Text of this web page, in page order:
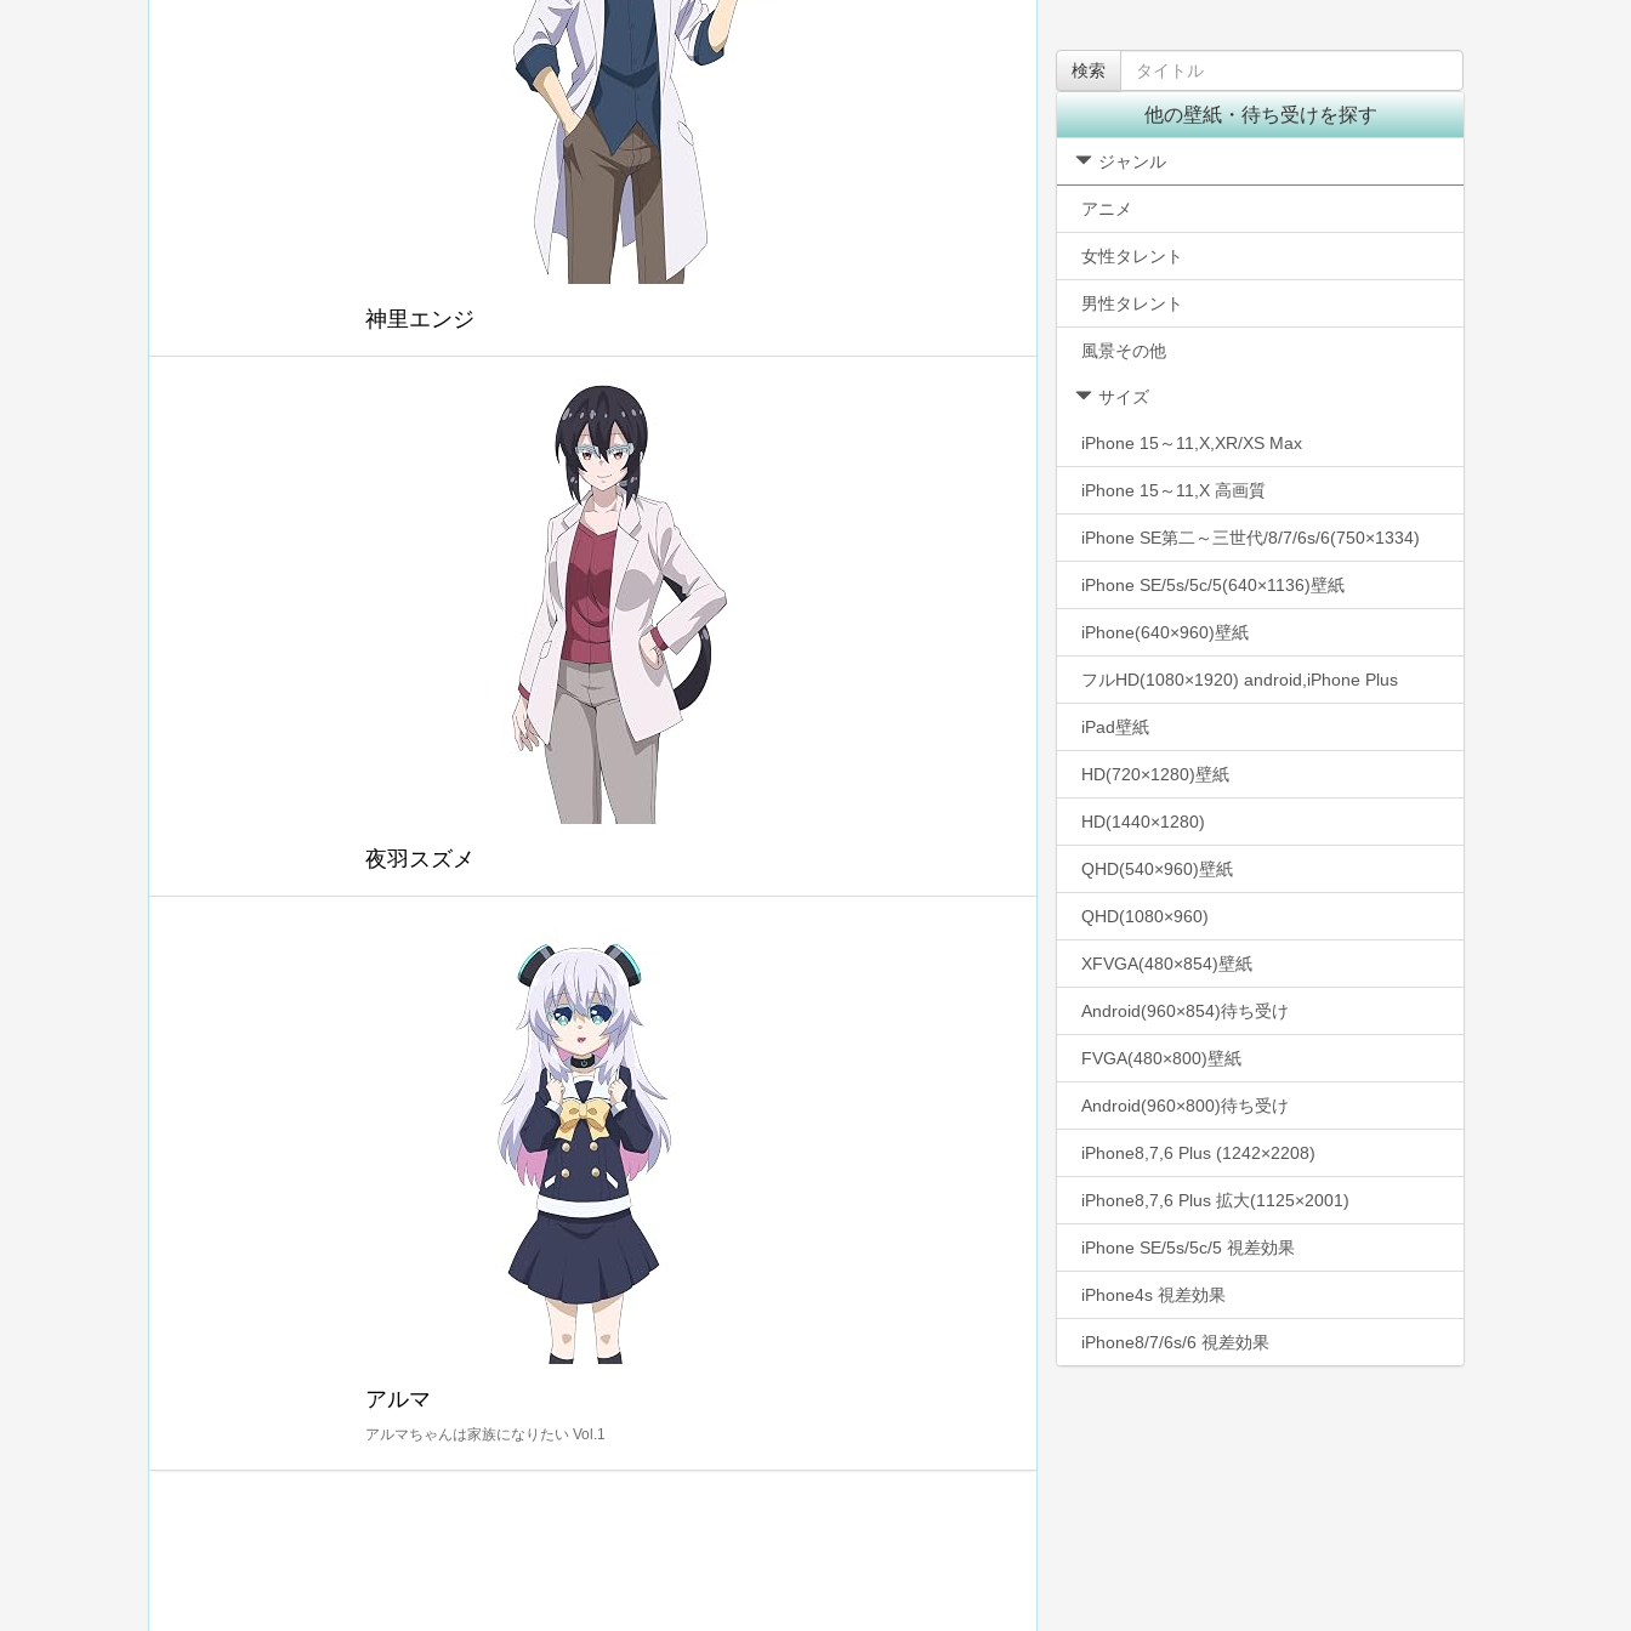
神里エンジ
夜羽スズメ
アルマ
アルマちゃんは家族になりたい Vol.1
他の壁紙・待ち受けを探す
ジャンル
アニメ
女性タレント
男性タレント
風景その他
サイズ
iPhone 15～11,X,XR/XS Max
iPhone 15～11,X 高画質
iPhone SE第二～三世代/8/7/6s/6(750×1334)
iPhone SE/5s/5c/5(640×1136)壁紙
iPhone(640×960)壁紙
フルHD(1080×1920) android,iPhone Plus
iPad壁紙
HD(720×1280)壁紙
HD(1440×1280)
QHD(540×960)壁紙
QHD(1080×960)
XFVGA(480×854)壁紙
Android(960×854)待ち受け
FVGA(480×800)壁紙
Android(960×800)待ち受け
iPhone8,7,6 Plus (1242×2208)
iPhone8,7,6 Plus 拡大(1125×2001)
iPhone SE/5s/5c/5 視差効果
iPhone4s 視差効果
iPhone8/7/6s/6 視差効果